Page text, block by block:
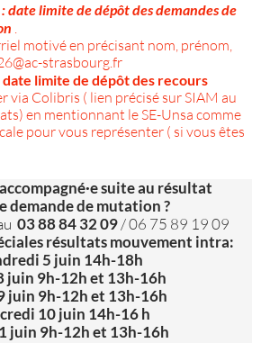
date limite de dépôt des demandes de
.
motivé en précisant nom, prénom,
strasbourg.fr
date limite de dépôt des recours
via Colibris ( lien précisé sur SIAM au
en mentionnant le SE-Unsa comme
pour vous représenter ( si vous êtes
suite au résultat
demande de mutation ?
03 88 84 32 09/ 06 75 89 19 09
résultats mouvement intra:
5 juin 14h-18h
juin 9h-12h et 13h-16h
juin 9h-12h et 13h-16h
10 juin 14h-16 h
juin 9h-12h et 13h-16h